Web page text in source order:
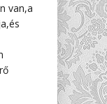
van,a